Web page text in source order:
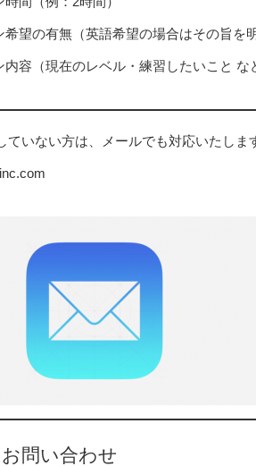
望の有無（英語希望の場合はその旨を明
容（現在のレベル・練習したいこと な
ていない方は、メールでも対応いたしま
問い合わせ